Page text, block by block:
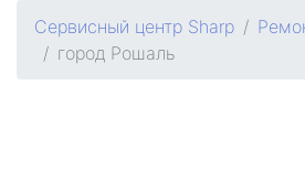
Сервисный центр Sharp
город Рошаль